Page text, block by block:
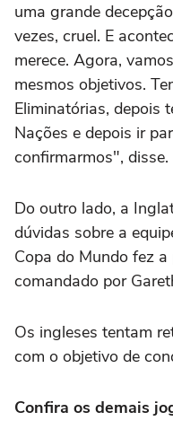
uma grande
vezes, cruel. E
merece. Agora,
mesmos objetivos.
Eliminatórias, depois
Nações e depois ir
confirmarmos", disse.
Do outro lado, a
dúvidas sobre a
Copa do Mundo fez
comandado por
Os ingleses tentam
com o objetivo de
Confira os demais